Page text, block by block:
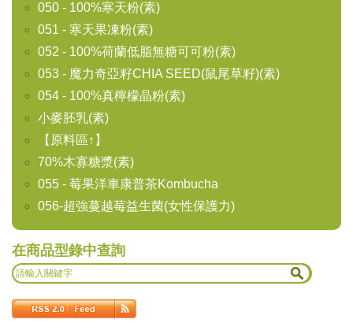
050 - 100%寒天粉(素)
051 - 寒天果凍粉(素)
052 - 100%荷蘭低脂無糖可可粉(素)
053 - 魔力奇亞籽CHIA SEED(鼠尾草籽)(素)
054 - 100%真檸檬晶粉(素)
小麥胚乳(素)
【原料區↑】
70%木寡糖漿(素)
055 - 莓果洋車康普茶Kombucha
056-超強蔓越莓益生菌(女性保護力)
在商品型錄中查詢